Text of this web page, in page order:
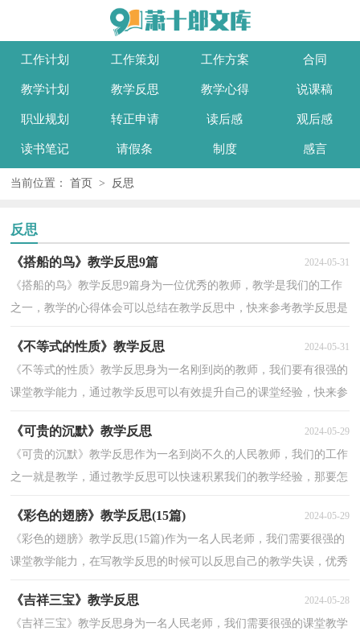
工作计划 工作策划 工作方案 合同
教学计划 教学反思 教学心得 说课稿
职业规划 转正申请 读后感 观后感
读书笔记 请假条 制度 感言
当前位置： 首页 > 反思
反思
《搭船的鸟》教学反思9篇 2024-05-31
《搭船的鸟》教学反思9篇身为一位优秀的教师，教学是我们的工作
之一，教学的心得体会可以总结在教学反思中，快来参考教学反思是
《不等式的性质》教学反思 2024-05-31
《不等式的性质》教学反思身为一名刚到岗的教师，我们要有很强的
课堂教学能力，通过教学反思可以有效提升自己的课堂经验，快来参
《可贵的沉默》教学反思 2024-05-29
《可贵的沉默》教学反思作为一名到岗不久的人民教师，我们的工作
之一就是教学，通过教学反思可以快速积累我们的教学经验，那要怎
《彩色的翅膀》教学反思(15篇) 2024-05-29
《彩色的翅膀》教学反思(15篇)作为一名人民老师，我们需要很强的
课堂教学能力，在写教学反思的时候可以反思自己的教学失误，优秀
《吉祥三宝》教学反思 2024-05-28
《吉祥三宝》教学反思身为一名人民老师，我们需要很强的课堂教学